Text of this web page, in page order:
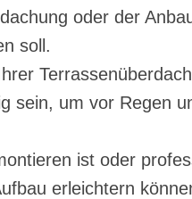
oder der
soll.
sein, um vor Regen
ist oder
erleichtern